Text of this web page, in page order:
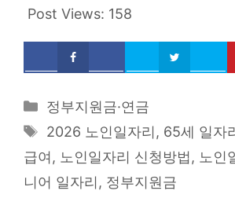
Post Views: 158
Categories
정부지원금·연금
Tags
2026 노인일자리, 65세 일자
급여, 노인일자리 신청방법, 노인
니어 일자리, 정부지원금